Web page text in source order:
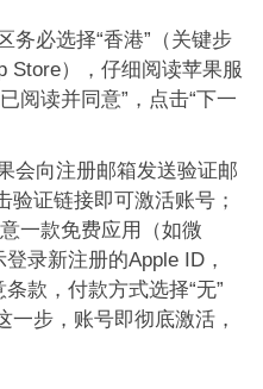
务必选择“香港”（关键步
Store），仔细阅读苹果服
阅读并同意”，点击“下一
会向注册邮箱发送验证邮
验证链接即可激活账号；
一款免费应用（如微
录新注册的Apple ID，
款，付款方式选择“无”
一步，账号即彻底激活，